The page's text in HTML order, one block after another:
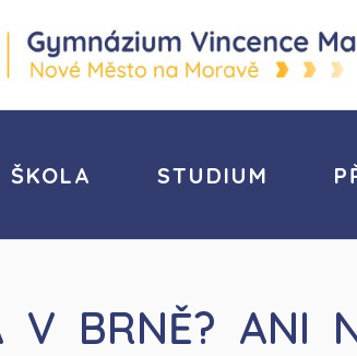
ŠKOLA STUDIUM
V BRNĚ? ANI